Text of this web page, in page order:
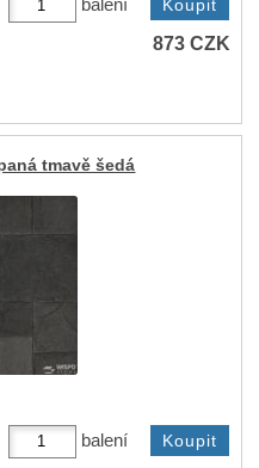
balení
873CZK
tmavě šedá
balení